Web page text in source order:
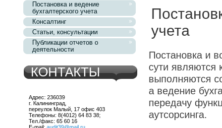
Постановка и ведение
бухгалтерского учета
Консалтинг
Статьи, консультации
Публикации отчетов о
деятельности
КОНТАКТЫ
Адрес: 236039
г. Калининград,
переулок Малый, 17 офис 403
Телефоны: 8(4012) 64 83 38;
Тел./факс: 65 60 16
учета
Постановка и
сути являются
выполняются
а ведение
передачу
аутсорсинга.